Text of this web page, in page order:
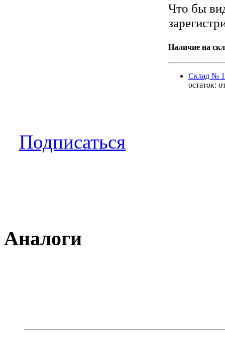
Что бы
Наличие на
Cклад № 1
остаток:
Подписаться
Аналоги